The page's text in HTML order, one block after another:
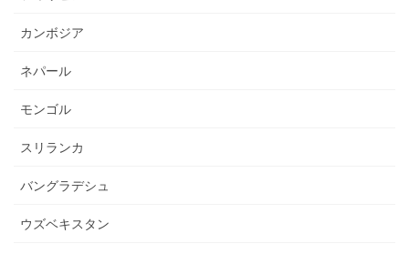
カンボジア
ネパール
モンゴル
スリランカ
バングラデシュ
ウズベキスタン